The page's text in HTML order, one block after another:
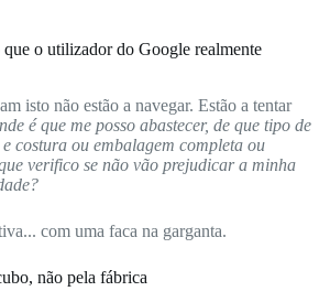
que o utilizador do Google realmente
isto não estão a navegar. Estão a tentar
é que me posso abastecer, de que tipo de
costura ou embalagem completa ou
verifico se não vão prejudicar a minha
com uma faca na garganta.
não pela fábrica